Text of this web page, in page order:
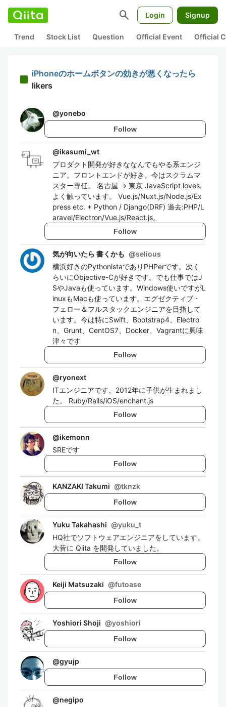
search Login Signup
Trend Stock List Question Official Event Official
iPhoneのホームボタンの効きが悪くなったら
likers
@yonebo
Follow
@ikasumi_wt
プロダクト開発が好きななんでもやる系エンジ
ニア。フロントエンドが好き。今はスクラムマ
スター専任。 名古屋 -> 東京 JavaScript loves.
よく触っています。 Vue.js/Nuxt.js/Node.js/Ex
press etc. + Python / Django(DRF) 過去:PHP/L
aravel/Electron/Vue.js/React.js。
Follow
気が向いたら 書くかも @selious
横浜好きのPythonistaでありPHPerです。次く
らいにObjective-Cが好きです。でも仕事ではJ
SやJavaも使っています。Windows使いですがL
inuxもMacも使っています。エグゼクティブ・
フェロー＆フルスタックエンジニアを目指して
います。今は特にSwift、Bootstrap4、Electro
n、Grunt、CentOS7、Docker、Vagrantに興味
津々です
Follow
@ryonext
ITエンジニアです。2012年に子供が生まれまし
た。 Ruby/Rails/iOS/enchant.js
Follow
@ikemonn
SREです
Follow
KANZAKI Takumi @tknzk
Follow
Yuku Takahashi @yuku_t
HQ社でソフトウェアエンジニアをしています。
大昔に Qiita を開発していました。
Follow
Keiji Matsuzaki @futoase
Follow
Yoshiori Shoji @yoshiori
Follow
@gyujp
Follow
@negipo